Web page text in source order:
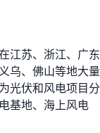
江苏、浙江、广东
乌、佛山等地大量
光伏和风电项目分
基地、海上风电